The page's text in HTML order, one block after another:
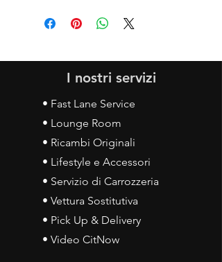
I nostri servizi
• Fast Lane Service
• Lounge Room
• Ricambi Originali
• Lifestyle e Accessori
• Servizio di Carrozzeria
• Vettura Sostitutiva
• Pick Up & Delivery
• Video CitNow